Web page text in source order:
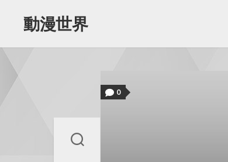
content動漫世界
0